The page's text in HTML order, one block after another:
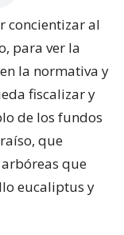
concientizar al
para ver la
la normativa y
fiscalizar y
de los fundos
que
que
eucaliptus y